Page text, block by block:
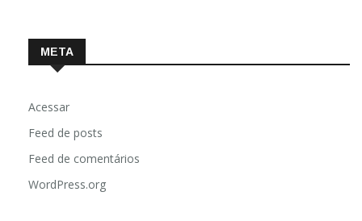
META
Acessar
Feed de posts
Feed de comentários
WordPress.org